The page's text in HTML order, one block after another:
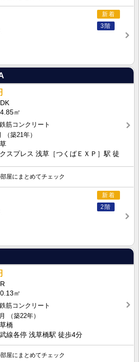
新着
3階
㎡
鉄筋コンクリート
（築21年）
スプレス 浅草［つくばＥＸＰ］駅 徒
屋にまとめてチェック
新着
2階
㎡
鉄筋コンクリート
（築22年）
橋
線各停 浅草橋駅 徒歩4分
屋にまとめてチェック